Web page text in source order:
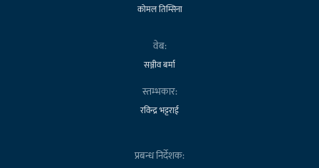
कोमल तिम्सिना
वेब:
सञ्जीव बर्मा
स्तम्भकार:
रविन्द्र भट्टराई
प्रबन्ध निर्देशक: